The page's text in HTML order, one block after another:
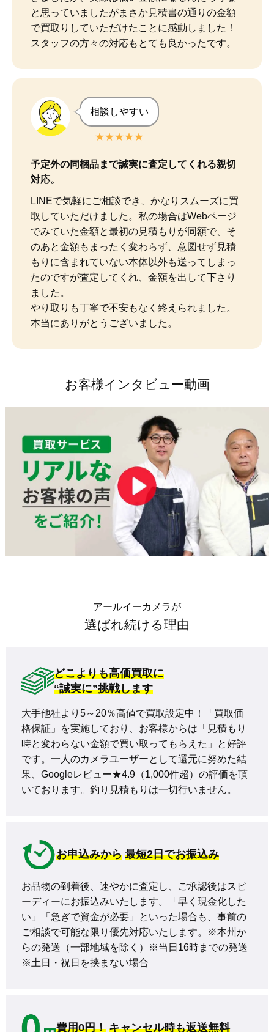
と思っていましたがまさか見積書の通りの金額
で買取りしていただけたことに感動しました！
スタッフの方々の対応もとても良かったです。
相談しやすい
★★★★★
予定外の同梱品まで誠実に査定してくれる親切
対応。
LINEで気軽にご相談でき、かなりスムーズに買
取していただけました。私の場合はWebページ
でみていた金額と最初の見積もりが同額で、そ
のあと金額もまったく変わらず、意図せず見積
もりに含まれていない本体以外も送ってしまっ
たのですが査定してくれ、金額を出して下さり
ました。
やり取りも丁寧で不安もなく終えられました。
本当にありがとうございました。
お客様インタビュー動画
アールイーカメラが
選ばれ続ける理由
どこよりも高価買取に
“誠実に”挑戦します
大手他社より5～20％高値で買取設定中！「買取価
格保証」を実施しており、お客様からは「見積もり
時と変わらない金額で買い取ってもらえた」と好評
です。一人のカメラユーザーとして還元に努めた結
果、Googleレビュー★4.9（1,000件超）の評価を頂
いております。釣り見積もりは一切行いません。
お申込みから 最短2日でお振込み
お品物の到着後、速やかに査定し、ご承認後はスピ
ーディーにお振込みいたします。「早く現金化した
い」「急ぎで資金が必要」といった場合も、事前の
ご相談で可能な限り優先対応いたします。※本州か
らの発送（一部地域を除く）※当日16時までの発送
※土日・祝日を挟まない場合
費用0円！ キャンセル時も返送無料